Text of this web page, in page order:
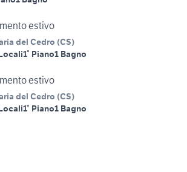
estivo
del Cedro (CS)
1° Piano1 Bagno
estivo
del Cedro (CS)
1° Piano1 Bagno